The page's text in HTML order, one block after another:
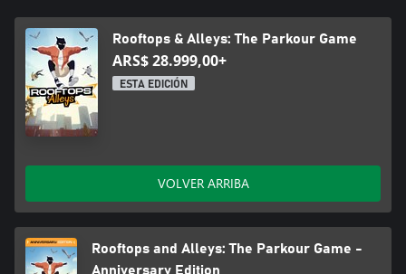
Rooftops & Alleys: The Parkour Game
ARS$ 28.999,00+
ESTA EDICIÓN
VOLVER ARRIBA
Rooftops and Alleys: The Parkour Game -
Anniversary Edition